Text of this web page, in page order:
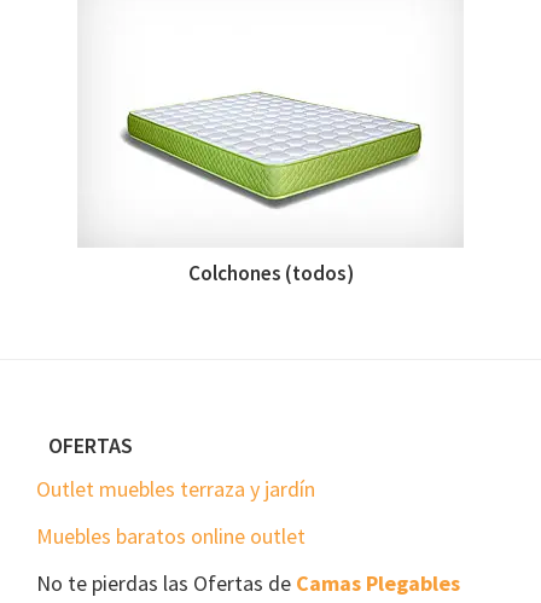
Colchones (todos)
FooterOFERTAS
Outlet muebles terraza y jardín
Muebles baratos online outlet
No te pierdas las Ofertas de Camas Plegables